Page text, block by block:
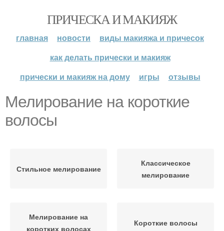
ПРИЧЕСКА И МАКИЯЖ
главная новости
виды макияжа и причесок
как делать прически и макияж
прически и макияж на дому
игры отзывы
Мелирование на короткие
волосы
Стильное мелирование
Классическое
мелирование
Мелирование на
коротких волосах
Короткие волосы